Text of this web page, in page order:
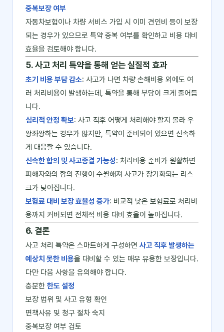
중복보장 여부
자동차보험이나 차량 서비스 가입 시 이미 견인비 등이 보장
되는 경우가 있으므로 특약 중복 여부를 확인하고 비용 대비
효율을 검토해야 합니다.
5. 사고 처리 특약을 통해 얻는 실질적 효과
초기 비용 부담 감소: 사고가 나면 차량 손해비용 외에도 여
러 처리비용이 발생하는데, 특약을 통해 부담이 크게 줄어듭
니다.
심리적 안정 확보: 사고 직후 어떻게 처리해야 할지 몰라 우
왕좌왕하는 경우가 많지만, 특약이 준비되어 있으면 신속하
게 대응할 수 있습니다.
신속한 합의 및 사고종결 가능성: 처리비용 준비가 원활하면
피해자와의 합의 진행이 수월해져 사고가 장기화되는 리스
크가 낮아집니다.
보험료 대비 보장 효율성 증가: 비교적 낮은 보험료로 처리비
용까지 커버되면 전체적 비용 대비 효율이 높아집니다.
6. 결론
사고 처리 특약은 스마트하게 구성하면 사고 직후 발생하는
예상치 못한 비용을 대비할 수 있는 매우 유용한 보장입니다.
다만 다음 사항을 유의해야 합니다.
충분한 한도 설정
보장 범위 및 사고 유형 확인
면책사유 및 청구 절차 숙지
중복보장 여부 검토